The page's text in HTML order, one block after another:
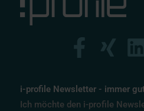
i-profile Newsletter - immer
Ich möchte den i-profile